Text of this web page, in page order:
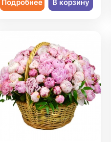
Подробнее В корзину